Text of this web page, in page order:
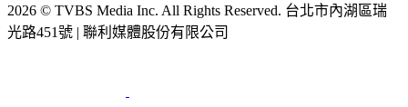
2026 © TVBS Media Inc. All Rights Reserved. 台北市內湖區瑞
光路451號 | 聯利媒體股份有限公司